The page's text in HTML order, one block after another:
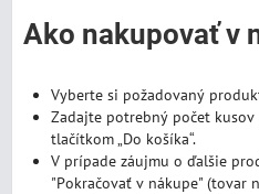
Ako nakupovať v
Vyberte si požadovaný
Zadajte potrebný počet
tlačítkom „Do košíka“.
V prípade záujmu o ďalšie
"Pokračovať v nákupe" (tovar